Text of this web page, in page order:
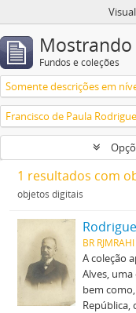
Fundos e coleções
Somente descrições em
Francisco de Paula
1 resultados com
objetos digitais
BR
A coleção
Alves,
bem
República,